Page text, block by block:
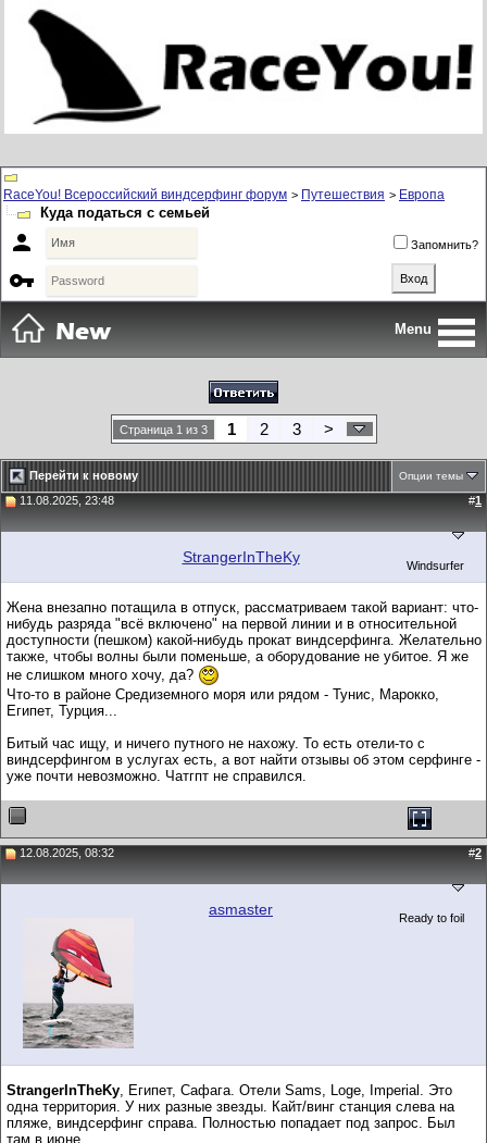
RaceYou! Всероссийский виндсерфинг форум > Путешествия > Европа
Куда податься с семьей
 Запомнить?

Menu
Страница 1 из 3 1 2 3 >
Перейти к новому Опции темы
11.08.2025, 23:48 #1
StrangerInTheKy Windsurfer
Жена внезапно потащила в отпуск, рассматриваем такой вариант: что-
нибудь разряда "всё включено" на первой линии и в относительной
доступности (пешком) какой-нибудь прокат виндсерфинга. Желательно
также, чтобы волны были поменьше, а оборудование не убитое. Я же
не слишком много хочу, да?
Что-то в районе Средиземного моря или рядом - Тунис, Марокко,
Египет, Турция...
Битый час ищу, и ничего путного не нахожу. То есть отели-то с
виндсерфингом в услугах есть, а вот найти отзывы об этом серфинге -
уже почти невозможно. Чатгпт не справился.
12.08.2025, 08:32 #2
asmaster Ready to foil
StrangerInTheKy, Египет, Сафага. Отели Sams, Loge, Imperial. Это
одна территория. У них разные звезды. Кайт/винг станция слева на
пляже, виндсерфинг справа. Полностью попадает под запрос. Был
там в июне.